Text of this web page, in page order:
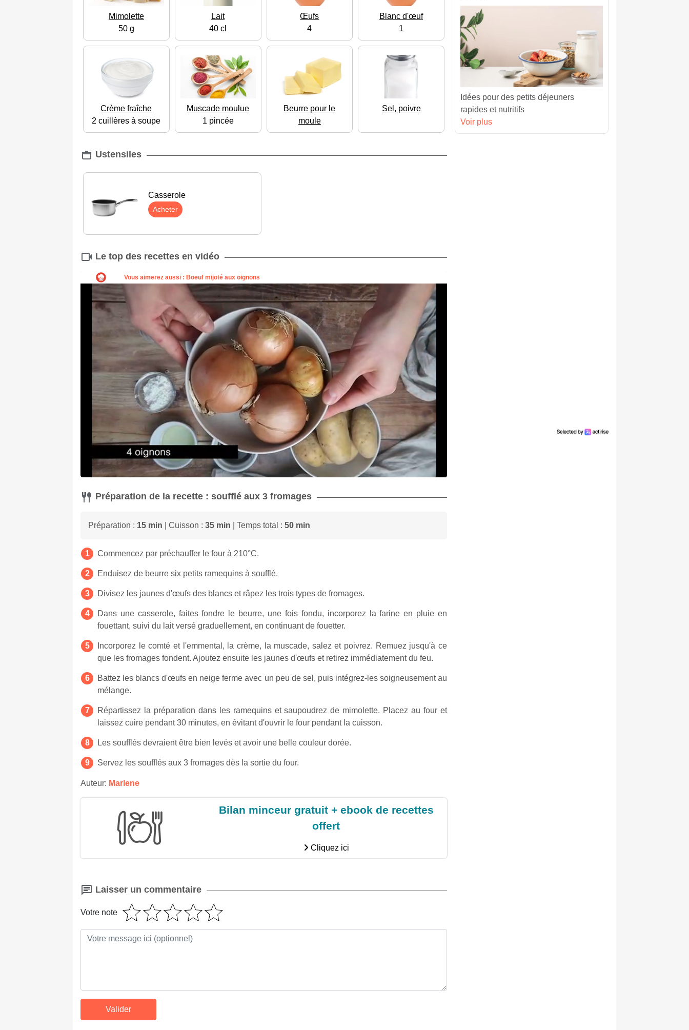
Mimolette
50 g
Lait
40 cl
Œufs
4
Blanc d'œuf
1
Crème fraîche
2 cuillères à soupe
Muscade moulue
1 pincée
Beurre pour le
moule
Sel, poivre
Ustensiles
Casserole
Acheter
Le top des recettes en vidéo
Préparation de la recette : soufflé aux 3 fromages
Préparation : 15 min | Cuisson : 35 min | Temps total : 50 min
Commencez par préchauffer le four à 210°C.
Enduisez de beurre six petits ramequins à soufflé.
Divisez les jaunes d'œufs des blancs et râpez les trois types de fromages.
Dans une casserole, faites fondre le beurre, une fois fondu, incorporez la farine en pluie en
fouettant, suivi du lait versé graduellement, en continuant de fouetter.
Incorporez le comté et l'emmental, la crème, la muscade, salez et poivrez. Remuez jusqu'à ce
que les fromages fondent. Ajoutez ensuite les jaunes d'œufs et retirez immédiatement du feu.
Battez les blancs d'œufs en neige ferme avec un peu de sel, puis intégrez-les soigneusement au
mélange.
Répartissez la préparation dans les ramequins et saupoudrez de mimolette. Placez au four et
laissez cuire pendant 30 minutes, en évitant d'ouvrir le four pendant la cuisson.
Les soufflés devraient être bien levés et avoir une belle couleur dorée.
Servez les soufflés aux 3 fromages dès la sortie du four.
Auteur: Marlene
Bilan minceur gratuit + ebook de recettes
offert
Cliquez ici
Laisser un commentaire
Votre note
Idées pour des petits déjeuners
rapides et nutritifs
Voir plus